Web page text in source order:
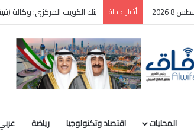
2026 أخبار عاجلة ترامب: سأطعن على حكم وقف
المحليات اقتصاد وتكنولوجيا رياضة